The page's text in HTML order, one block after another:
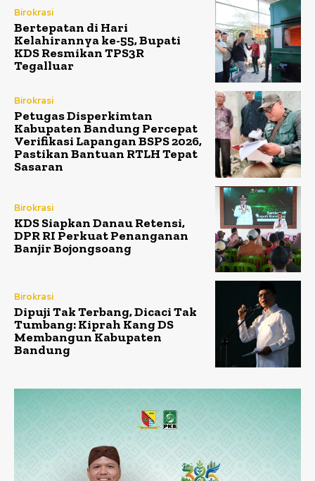
Birokrasi
Bertepatan di Hari
Kelahirannya ke-55, Bupati
KDS Resmikan TPS3R
Tegalluar
Birokrasi
Petugas Disperkimtan
Kabupaten Bandung Percepat
Verifikasi Lapangan BSPS 2026,
Pastikan Bantuan RTLH Tepat
Sasaran
Birokrasi
KDS Siapkan Danau Retensi,
DPR RI Perkuat Penanganan
Banjir Bojongsoang
Birokrasi
Dipuji Tak Terbang, Dicaci Tak
Tumbang: Kiprah Kang DS
Membangun Kabupaten
Bandung